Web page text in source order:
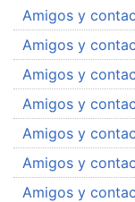
Amigos y
Amigos y
Amigos y
Amigos y
Amigos y
Amigos y
Amigos y